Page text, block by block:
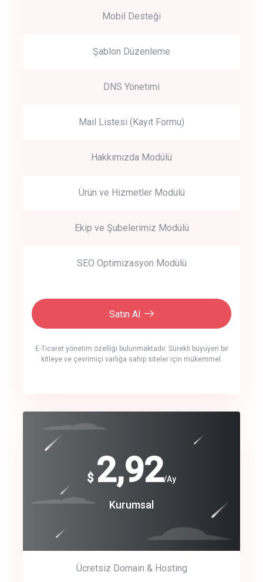
Mobil Desteği
Şablon Düzenleme
DNS Yönetimi
Mail Listesi (Kayıt Formu)
Hakkımızda Modülü
Ürün ve Hizmetler Modülü
Ekip ve Şubelerimiz Modülü
SEO Optimizasyon Modülü
Satın Al
E-Ticaret yönetim özelliği bulunmaktadır. Sürekli büyüyen bir
kitleye ve çevrimiçi varlığa sahip siteler için mükemmel.
crm auto cync
track energy costs
Get Started
$ 2,92/Ay
Kurumsal
Ücretsiz Domain & Hosting
$
240
Coroprate